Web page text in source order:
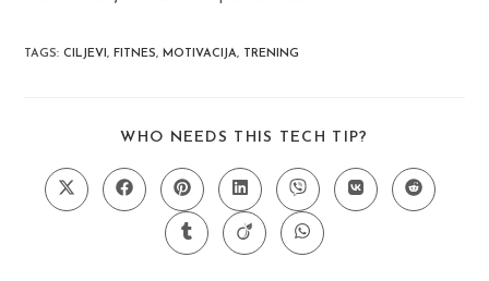
TAGS:CILJEVI, FITNES, MOTIVACIJA, TRENING
WHO NEEDS THIS TECH TIP?
CONTENT
Opens
in
Opens
in
Opens
in
a
new
window
Opens
in
a
new
window
Opens
in
a
new
window
Opens
in
Opens
in
Opens
in
Opens
in
Opens
in